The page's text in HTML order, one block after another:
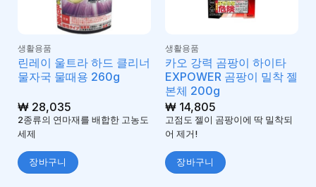
생활용품
린레이 울트라 하드 클리너
물자국 물때용 260g
₩28,035
2종류의 연마재를 배합한 고농도
세제
장바구니
생활용품
카오 강력 곰팡이 하이타
EXPOWER 곰팡이 밀착 젤
본체 200g
₩14,805
고점도 젤이 곰팡이에 딱 밀착되
어 제거!
장바구니